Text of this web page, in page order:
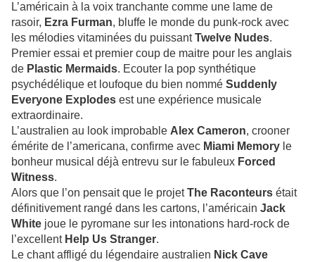
L’américain à la voix tranchante comme une lame de
rasoir, Ezra Furman, bluffe le monde du punk-rock avec
les mélodies vitaminées du puissantTwelve Nudes.
Premier essai et premier coup de maitre pour les anglais
de Plastic Mermaids. Ecouter la pop synthétique
psychédélique et loufoque du bien nommé Suddenly
Everyone Explodes est une expérience musicale
extraordinaire.
L’australien au look improbable Alex Cameron, crooner
émérite de l’americana, confirme avec Miami Memory le
bonheur musical déjà entrevu sur le fabuleux Forced
Witness.
Alors que l’on pensait que le projetThe Raconteurs était
définitivement rangé dans les cartons, l’américain Jack
White joue le pyromane sur les intonations hard-rock de
l’excellent Help Us Stranger.
Le chant affligé du légendaire australien Nick Cave